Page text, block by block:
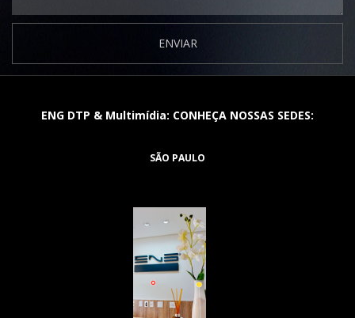
ENVIAR
ENG DTP & Multimídia: CONHEÇA NOSSAS SEDES:
SÃO PAULO